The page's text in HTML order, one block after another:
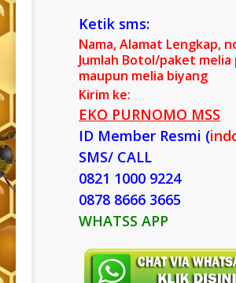
Ketik sms:
Nama, Alamat Lengkap,
Jumlah Botol/paket melia
maupun melia biyang
Kirim ke:
EKO PURNOMO MSS
ID Member Resmi (
SMS/ CALL
0821 1000 9224
0878 8666 3665
WHATSS APP